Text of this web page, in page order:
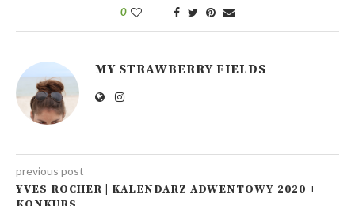
0
MY STRAWBERRY FIELDS
previous post
YVES ROCHER | KALENDARZ ADWENTOWY 2020 +